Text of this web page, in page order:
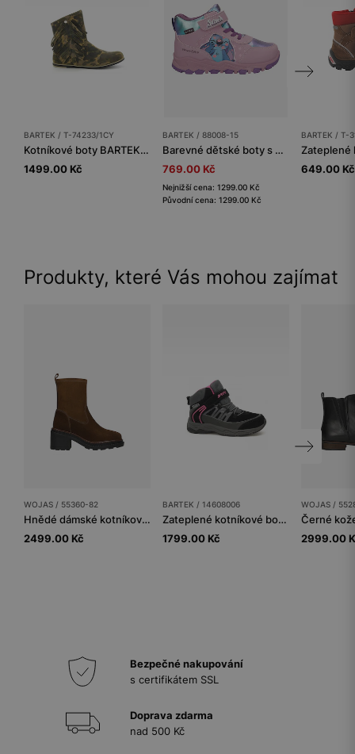
BARTEK / T-74233/1CY
Kotníkové boty BARTEK T-74233/1CY, pro holčičky, maskáč
1499.00 Kč
BARTEK / 88008-15
Barevné dětské boty s postavičkou Disney Stitch BARTEK 88008-15
769.00 Kč
Nejnižší cena: 1299.00 Kč
Původní cena: 1299.00 Kč
BARTEK / T-
649.00 Kč
Produkty, které Vás mohou zajímat
WOJAS / 55360-82
Hnědé dámské kotníkové boty ponožkového typu na širokém podpatku
2499.00 Kč
BARTEK / 14608006
Zateplené kotníkové boty BARTEK 14608006, pro dívky, černé
1799.00 Kč
WOJAS /
2999.00
Bezpečné nakupování
s certifikátem SSL
Doprava zdarma
nad 500 Kč